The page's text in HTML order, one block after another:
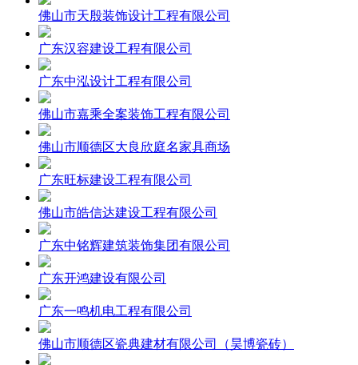
佛山市天殷装饰设计工程有限公司
广东汉容建设工程有限公司
广东中泓设计工程有限公司
佛山市嘉乘全案装饰工程有限公司
佛山市顺德区大良欣庭名家具商场
广东旺标建设工程有限公司
佛山市皓信达建设工程有限公司
广东中铭辉建筑装饰集团有限公司
广东开鸿建设有限公司
广东一鸣机电工程有限公司
佛山市顺德区瓷典建材有限公司（昊博瓷砖）